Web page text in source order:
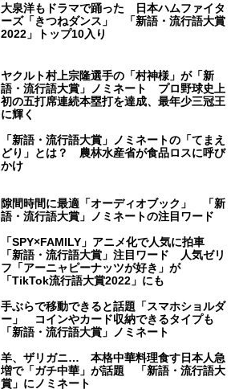
大泉洋もドラマで踊った 日本ハムファイタ
ーズ「きつねダンス」 「新語・流行語大賞
2022」トップ10入り
ヤクルト村上宗隆選手の「村神様」が「新
語・流行語大賞」ノミネート プロ野球史上
初の五打席連続本塁打を達成、最年少三冠王
に輝く
「新語・流行語大賞」ノミネートの「てまえ
どり」とは？ 農林水産省が食品ロスに呼び
かけ
隙間時間に最適「オーディオブック」 「新
語・流行語大賞」ノミネートの注目ワード
「SPY×FAMILY」アニメ化で人気に拍車
「新語・流行語大賞」注目ワード 人気ゼリ
フ「アーニャピーナッツが好き」が
「TikTok流行語大賞2022」にも
手ぶらで移動できると話題「スマホショルダ
ー」 コインやカード収納できるタイプも
「新語・流行語大賞」ノミネート
羊、ザリガニ… 本格中華料理食す日本人急
増で「ガチ中華」が話題 「新語・流行語大
賞」にノミネート